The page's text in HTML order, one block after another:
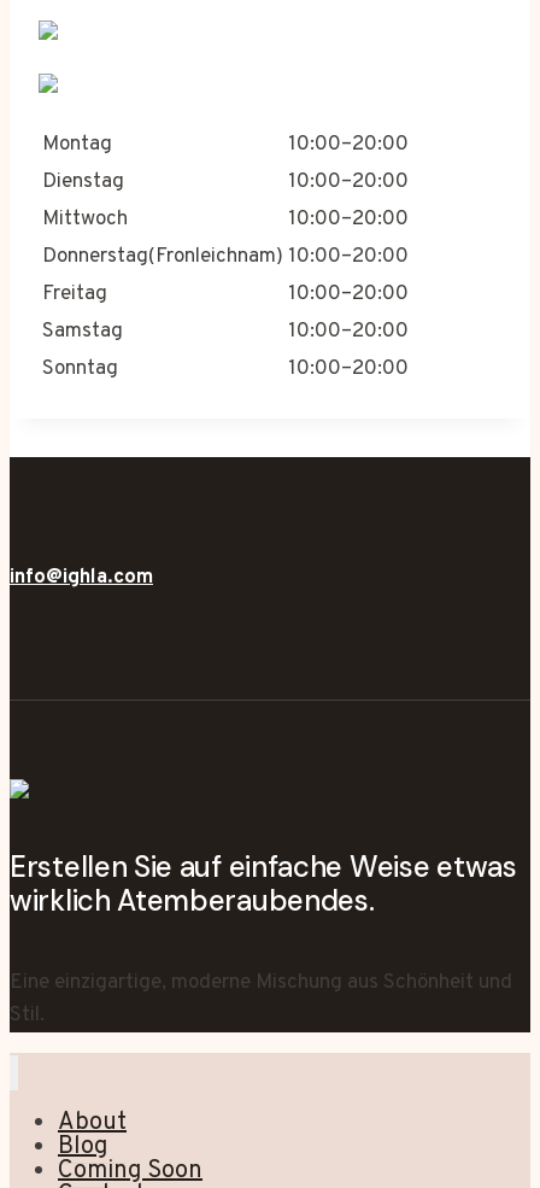
Montag
10:00–20:00
Dienstag
10:00–20:00
Mittwoch
10:00–20:00
Donnerstag(Fronleichnam) 10:00–20:00
Freitag
10:00–20:00
Samstag
10:00–20:00
Sonntag
10:00–20:00
info@ighla.com
Erstellen Sie auf einfache Weise etwas
wirklich Atemberaubendes.
Eine einzigartige, moderne Mischung aus Schönheit und
Stil.
About
Blog
Coming Soon